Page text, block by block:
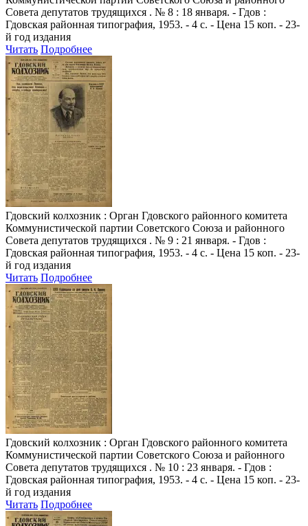
Совета депутатов трудящихся . № 8 : 18 января. - Гдов :
Гдовская районная типография, 1953. - 4 с. - Цена 15 коп. - 23-
й год издания
Читать Подробнее
Гдовский колхозник : Орган Гдовского районного комитета
Коммунистической партии Советского Союза и районного
Совета депутатов трудящихся . № 9 : 21 января. - Гдов :
Гдовская районная типография, 1953. - 4 с. - Цена 15 коп. - 23-
й год издания
Читать Подробнее
Гдовский колхозник : Орган Гдовского районного комитета
Коммунистической партии Советского Союза и районного
Совета депутатов трудящихся . № 10 : 23 января. - Гдов :
Гдовская районная типография, 1953. - 4 с. - Цена 15 коп. - 23-
й год издания
Читать Подробнее